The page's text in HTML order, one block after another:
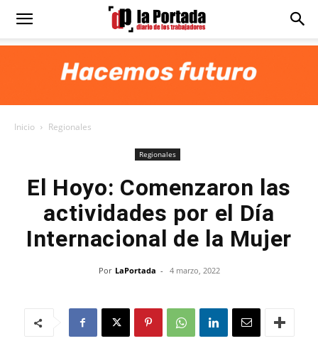
Diario
Inicio Regionales
Regionales
El Hoyo: Comenzaron las
actividades por el Día
Internacional de la Mujer
Por LaPortada - 4 marzo, 2022